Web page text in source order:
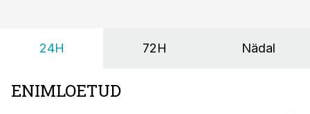
24H 72H Nädal
ENIMLOETUD